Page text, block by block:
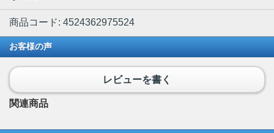
商品コード: 4524362975524
お客様の声
レビューを書く
関連商品